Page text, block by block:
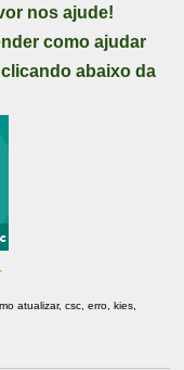
nos ajude!
como ajudar
abaixo da
atualizar, csc, erro, kies,